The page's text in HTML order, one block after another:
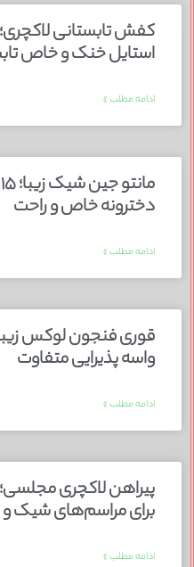
استایل خنک و خاص
ادامه مطلب »
دخترونه خاص و راحت
ادامه مطلب »
واسه پذیرایی متفاوت
ادامه مطلب »
برای مراسم‌های شیک
ادامه مطلب »